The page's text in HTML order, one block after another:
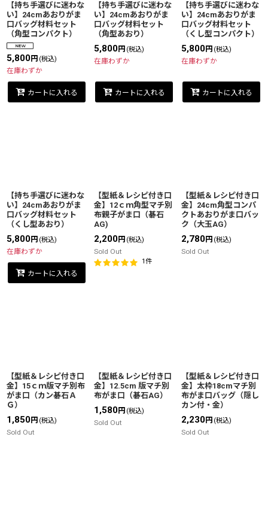
【持ち手選びに迷わな
い】24cmあおりがま
口バッグ材料セット
（角型コンパクト）
5,800円 (税込)
在庫わずか
カートに入れる
【持ち手選びに迷わな
い】24cmあおりがま
口バッグ材料セット
（角型あおり）
5,800円 (税込)
在庫わずか
カートに入れる
【持ち手選びに迷わな
い】24cmあおりがま
口バッグ材料セット
（くし型コンパクト）
5,800円 (税込)
在庫わずか
カートに入れる
【持ち手選びに迷わな
い】24cmあおりがま
口バッグ材料セット
（くし型あおり）
5,800円 (税込)
在庫わずか
カートに入れる
【型紙＆レシピ付き口
金】12ｃｍ角型マチ別
布親子がま口（碁石
AG)
2,200円 (税込)
Sold Out
1件
【型紙＆レシピ付き口
金】24cm角型コンパ
クトあおりがま口バッ
ク（大玉AG）
2,780円 (税込)
Sold Out
【型紙＆レシピ付き口
金】15ｃｍ版マチ別布
がま口（カン碁石Ａ
Ｇ）
1,850円 (税込)
Sold Out
【型紙＆レシピ付き口
金】12.5cm 版マチ別
布がま口（碁石AG）
1,580円 (税込)
Sold Out
【型紙＆レシピ付き口
金】太枠18cmマチ別
布がま口バッグ（隠し
カン付・金）
2,230円 (税込)
Sold Out